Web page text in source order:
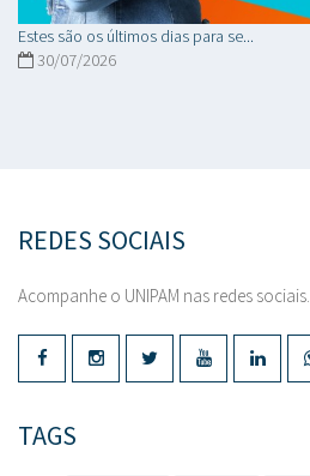
Estes são os últimos dias para se...
30/07/2026
REDES SOCIAIS
Acompanhe o UNIPAM nas redes sociais.
TAGS